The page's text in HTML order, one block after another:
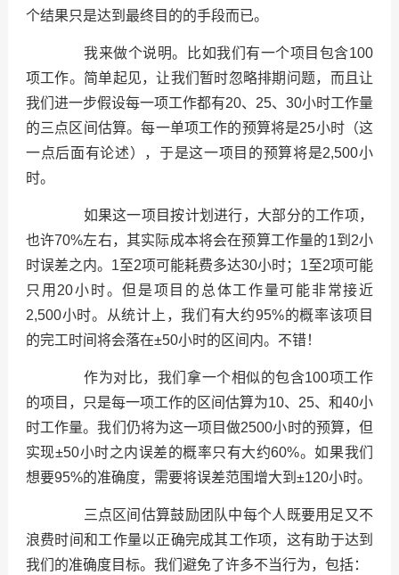
个结果只是达到最终目的的手段而已。
我来做个说明。比如我们有一个项目包含100
项工作。简单起见，让我们暂时忽略排期问题，而且让
我们进一步假设每一项工作都有20、25、30小时工作量
的三点区间估算。每一单项工作的预算将是25小时（这
一点后面有论述），于是这一项目的预算将是2,500小
时。
如果这一项目按计划进行，大部分的工作项，
也许70%左右，其实际成本将会在预算工作量的1到2小
时误差之内。1至2项可能耗费多达30小时；1至2项可能
只用20小时。但是项目的总体工作量可能非常接近
2,500小时。从统计上，我们有大约95%的概率该项目
的完工时间将会落在±50小时的区间内。不错！
作为对比，我们拿一个相似的包含100项工作
的项目，只是每一项工作的区间估算为10、25、和40小
时工作量。我们仍将为这一项目做2500小时的预算，但
实现±50小时之内误差的概率只有大约60%。如果我们
想要95%的准确度，需要将误差范围增大到±120小时。
三点区间估算鼓励团队中每个人既要用足又不
浪费时间和工作量以正确完成其工作项，这有助于达到
我们的准确度目标。我们避免了许多不当行为，包括：